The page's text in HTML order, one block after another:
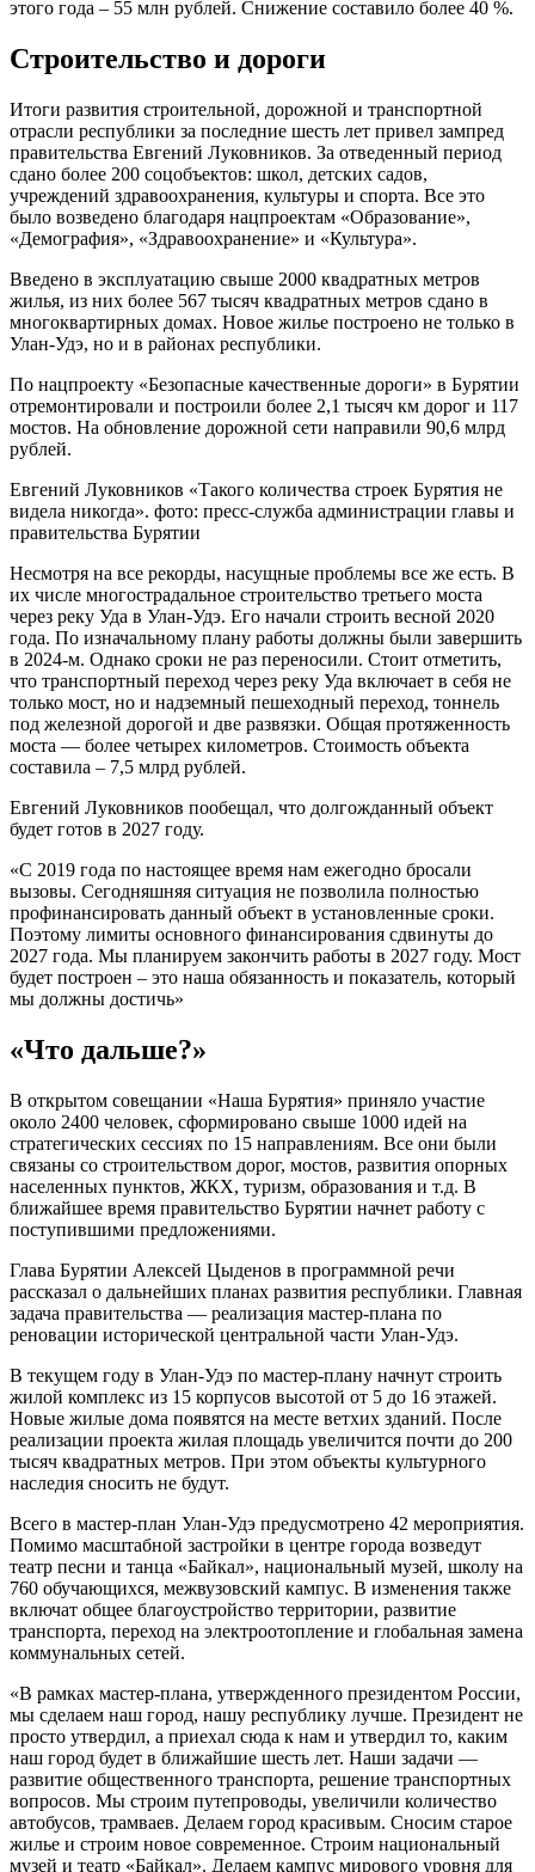
этого года – 55 млн рублей. Снижение составило более 40 %.
Строительство и дороги
Итоги развития строительной, дорожной и транспортной
отрасли республики за последние шесть лет привел зампред
правительства Евгений Луковников. За отведенный период
сдано более 200 соцобъектов: школ, детских садов,
учреждений здравоохранения, культуры и спорта. Все это
было возведено благодаря нацпроектам «Образование»,
«Демография», «Здравоохранение» и «Культура».
Введено в эксплуатацию свыше 2000 квадратных метров
жилья, из них более 567 тысяч квадратных метров сдано в
многоквартирных домах. Новое жилье построено не только в
Улан-Удэ, но и в районах республики.
По нацпроекту «Безопасные качественные дороги» в Бурятии
отремонтировали и построили более 2,1 тысяч км дорог и 117
мостов. На обновление дорожной сети направили 90,6 млрд
рублей.
Евгений Луковников «Такого количества строек Бурятия не
видела никогда». фото: пресс-служба администрации главы и
правительства Бурятии
Несмотря на все рекорды, насущные проблемы все же есть. В
их числе многострадальное строительство третьего моста
через реку Уда в Улан-Удэ. Его начали строить весной 2020
года. По изначальному плану работы должны были завершить
в 2024-м. Однако сроки не раз переносили. Стоит отметить,
что транспортный переход через реку Уда включает в себя не
только мост, но и надземный пешеходный переход, тоннель
под железной дорогой и две развязки. Общая протяженность
моста — более четырех километров. Стоимость объекта
составила – 7,5 млрд рублей.
Евгений Луковников пообещал, что долгожданный объект
будет готов в 2027 году.
«С 2019 года по настоящее время нам ежегодно бросали
вызовы. Сегодняшняя ситуация не позволила полностью
профинансировать данный объект в установленные сроки.
Поэтому лимиты основного финансирования сдвинуты до
2027 года. Мы планируем закончить работы в 2027 году. Мост
будет построен – это наша обязанность и показатель, который
мы должны достичь»
«Что дальше?»
В открытом совещании «Наша Бурятия» приняло участие
около 2400 человек, сформировано свыше 1000 идей на
стратегических сессиях по 15 направлениям. Все они были
связаны со строительством дорог, мостов, развития опорных
населенных пунктов, ЖКХ, туризм, образования и т.д. В
ближайшее время правительство Бурятии начнет работу с
поступившими предложениями.
Глава Бурятии Алексей Цыденов в программной речи
рассказал о дальнейших планах развития республики. Главная
задача правительства — реализация мастер-плана по
реновации исторической центральной части Улан-Удэ.
В текущем году в Улан-Удэ по мастер-плану начнут строить
жилой комплекс из 15 корпусов высотой от 5 до 16 этажей.
Новые жилые дома появятся на месте ветхих зданий. После
реализации проекта жилая площадь увеличится почти до 200
тысяч квадратных метров. При этом объекты культурного
наследия сносить не будут.
Всего в мастер-план Улан-Удэ предусмотрено 42 мероприятия.
Помимо масштабной застройки в центре города возведут
театр песни и танца «Байкал», национальный музей, школу на
760 обучающихся, межвузовский кампус. В изменения также
включат общее благоустройство территории, развитие
транспорта, переход на электроотопление и глобальная замена
коммунальных сетей.
«В рамках мастер-плана, утвержденного президентом России,
мы сделаем наш город, нашу республику лучше. Президент не
просто утвердил, а приехал сюда к нам и утвердил то, каким
наш город будет в ближайшие шесть лет. Наши задачи —
развитие общественного транспорта, решение транспортных
вопросов. Мы строим путепроводы, увеличили количество
автобусов, трамваев. Делаем город красивым. Сносим старое
жилье и строим новое современное. Строим национальный
музей и театр «Байкал». Делаем кампус мирового уровня для